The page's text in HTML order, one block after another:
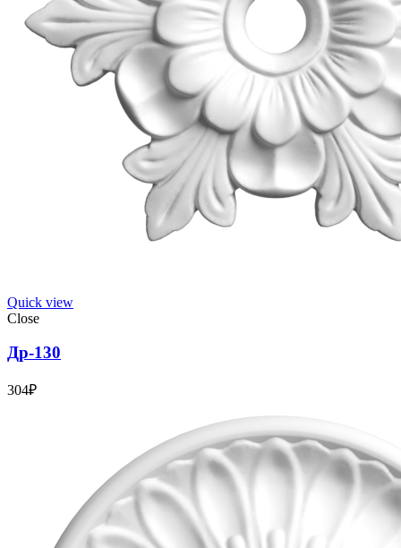
Quick view
Close
Др-130
304₽